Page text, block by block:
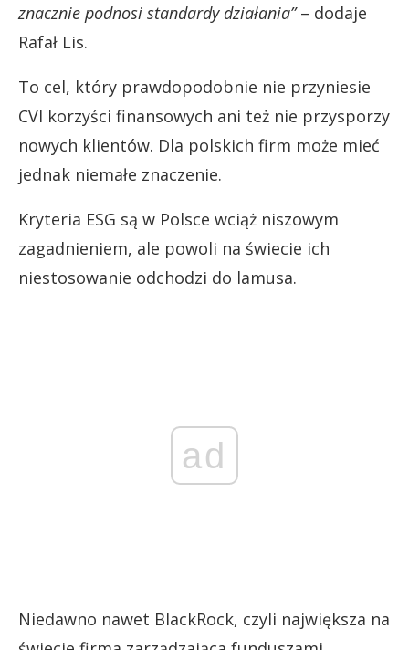
znacznie podnosi standardy działania”– dodaje
Rafał Lis.
To cel, który prawdopodobnie nie przyniesie
CVI korzyści finansowych ani też nie przysporzy
nowych klientów. Dla polskich firm może mieć
jednak niemałe znaczenie.
Kryteria ESG są w Polsce wciąż niszowym
zagadnieniem, ale powoli na świecie ich
niestosowanie odchodzi do lamusa.
ad
Niedawno nawet BlackRock, czyli największa na